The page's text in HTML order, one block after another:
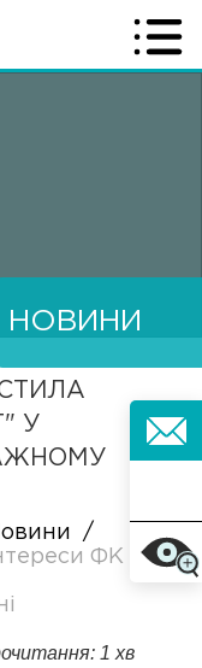
НОВИНИ
У
/
ФК
1 хв